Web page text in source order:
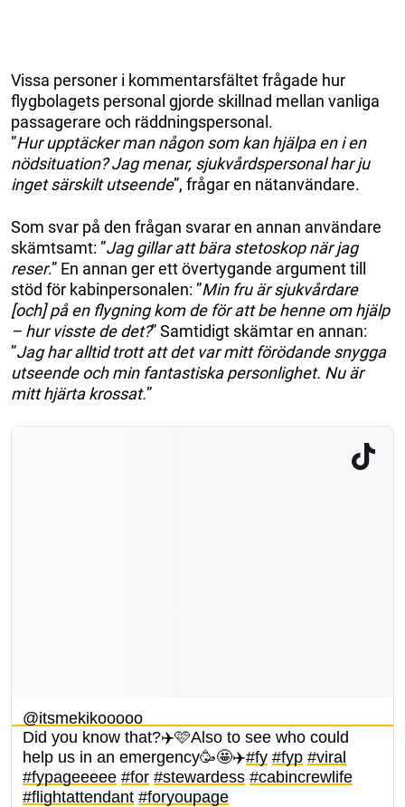
Vissa personer i kommentarsfältet frågade hur
flygbolagets personal gjorde skillnad mellan vanliga
passagerare och räddningspersonal.
”Hur upptäcker man någon som kan hjälpa en i en
nödsituation? Jag menar, sjukvårdspersonal har ju
inget särskilt utseende”, frågar en nätanvändare.
Som svar på den frågan svarar en annan användare
skämtsamt: ”Jag gillar att bära stetoskop när jag
reser.” En annan ger ett övertygande argument till
stöd för kabinpersonalen: ”Min fru är sjukvårdare
[och] på en flygning kom de för att be henne om hjälp
– hur visste de det?” Samtidigt skämtar en annan:
”Jag har alltid trott att det var mitt förödande snygga
utseende och min fantastiska personlighet. Nu är
mitt hjärta krossat.”
@itsmekikooooo
Did you know that?✈️🩷Also to see who could
help us in an emergency🥳🤩✈️#fy #fyp #viral
#fypageeeee #for #stewardess #cabincrewlife
#flightattendant #foryoupage